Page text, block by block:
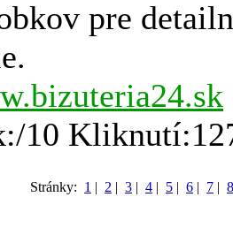
pre
10
Stránky: 1 | 2 | 3 | 4 | 5 | 6 | 7 | 8